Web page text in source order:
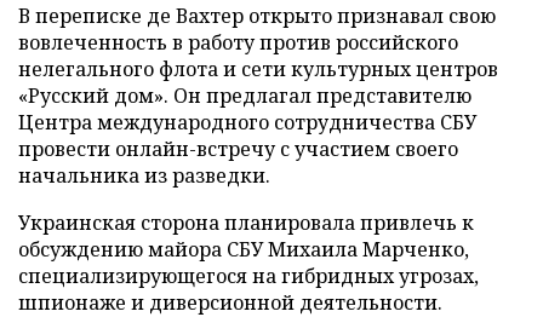
В переписке де Вахтер открыто признавал свою
вовлеченность в работу против российского
нелегального флота и сети культурных центров
«Русский дом». Он предлагал представителю
Центра международного сотрудничества СБУ
провести онлайн-встречу с участием своего
начальника из разведки.
Украинская сторона планировала привлечь к
обсуждению майора СБУ Михаила Марченко,
специализирующегося на гибридных угрозах,
шпионаже и диверсионной деятельности.